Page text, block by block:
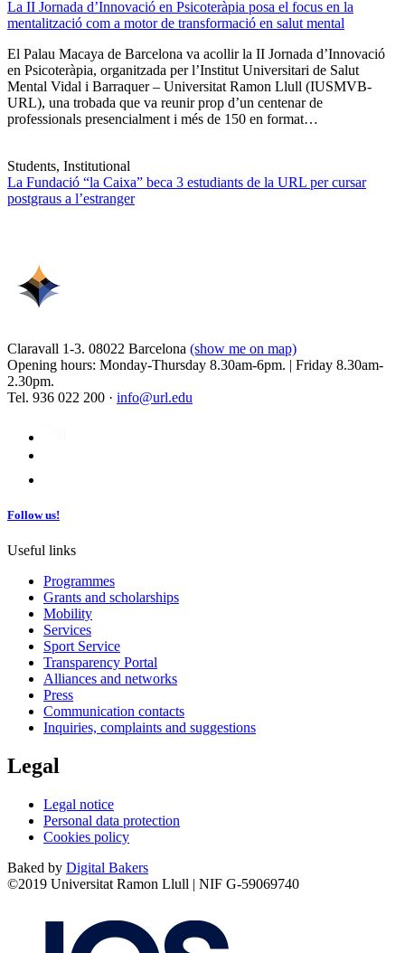
La II Jornada d’Innovació en Psicoteràpia posa el focus en la
mentalització com a motor de transformació en salut mental
El Palau Macaya de Barcelona va acollir la II Jornada d’Innovació
en Psicoteràpia, organitzada per l’Institut Universitari de Salut
Mental Vidal i Barraquer – Universitat Ramon Llull (IUSMVB-
URL), una trobada que va reunir prop d’un centenar de
professionals presencialment i més de 150 en format…
Students, Institutional
La Fundació “la Caixa” beca 3 estudiants de la URL per cursar
postgraus a l’estranger
Claravall 1-3. 08022 Barcelona (show me on map)
Opening hours: Monday-Thursday 8.30am-6pm. | Friday 8.30am-
2.30pm.
Tel. 936 022 200 · info@url.edu
Follow us!
Useful links
Programmes
Grants and scholarships
Mobility
Services
Sport Service
Transparency Portal
Alliances and networks
Press
Communication contacts
Inquiries, complaints and suggestions
Legal
Legal notice
Personal data protection
Cookies policy
Baked by Digital Bakers
©2019 Universitat Ramon Llull | NIF G-59069740